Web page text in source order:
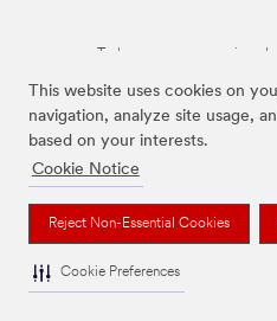
This website uses cookies on
navigation, analyze site usage,
based on your interests.
Cookie Notice
Reject Non-Essential Cookies
Cookie Preferences
Todas as marcas